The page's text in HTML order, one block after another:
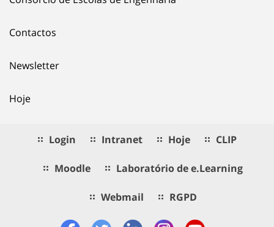
Contactos
Newsletter
Hoje
Login Intranet Hoje CLIP
Moodle Laboratório de e.Learning
Webmail RGPD